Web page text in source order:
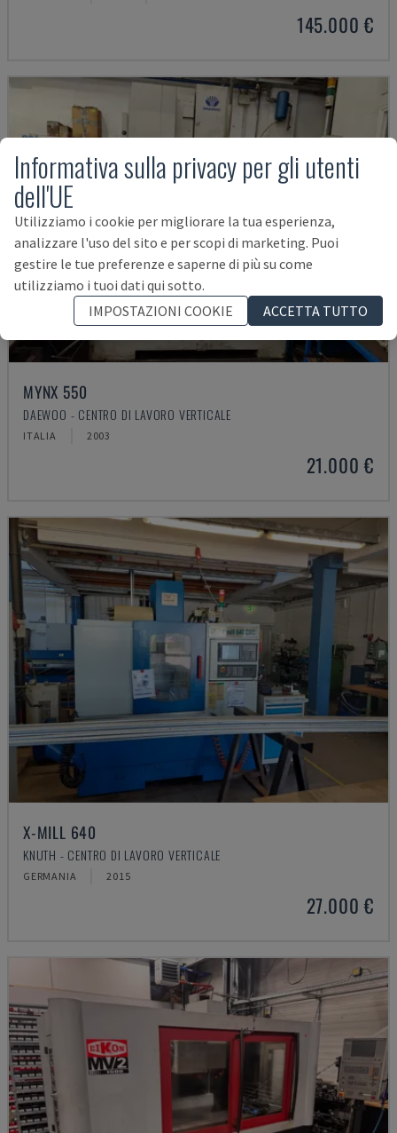
145.000 €
MYNX 550
DAEWOO - CENTRO DI LAVORO VERTICALE
ITALIA 2003
21.000 €
X-MILL 640
KNUTH - CENTRO DI LAVORO VERTICALE
GERMANIA 2015
27.000 €
Informativa sulla privacy per gli utenti
dell'UE
Utilizziamo i cookie per migliorare la tua esperienza,
analizzare l'uso del sito e per scopi di marketing. Puoi
gestire le tue preferenze e saperne di più su come
utilizziamo i tuoi dati qui sotto.
IMPOSTAZIONI COOKIE
ACCETTA TUTTO